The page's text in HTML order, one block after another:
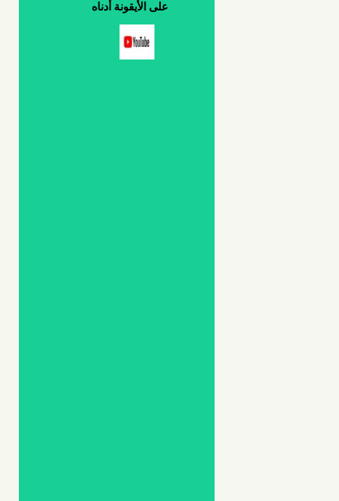
على الأيقونة أدناه